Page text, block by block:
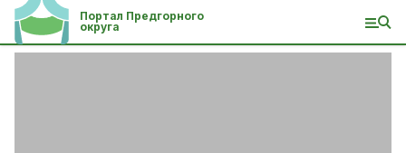
Портал Предгорного
округа